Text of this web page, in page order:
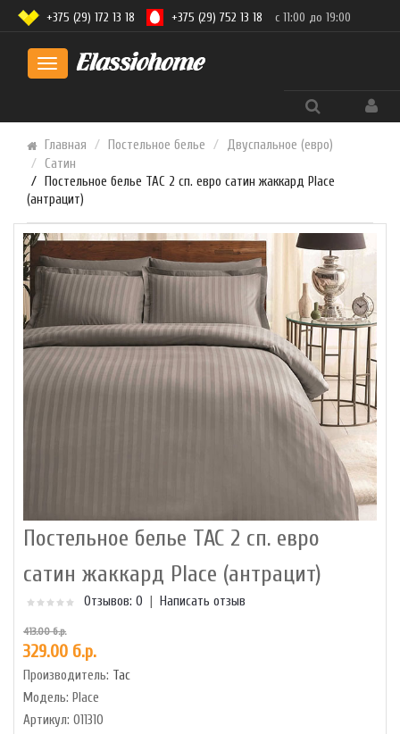
Toggle
+375 (29) 172 13 18 +375 (29) 752 13 18 с 11:00 до 19:00
Главная Постельное белье
Двуспальное (евро)
Сатин
Постельное белье TAC 2 сп. евро сатин жаккард Place
(антрацит)
Постельное белье TAC 2 сп. евро
сатин жаккард Place (антрацит)
Отзывов: 0 Написать отзыв
413.00 б.р.
329.00 б.р.
Производитель: Tac
Модель: Place
Артикул: 011310